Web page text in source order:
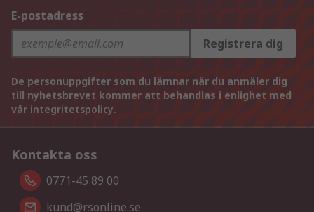
E-postadress
Registrera dig
De personuppgifter som du lämnar när du anmäler dig
till nyhetsbrevet kommer att behandlas i enlighet med
vår integritetspolicy.
Kontakta oss
0771-45 89 00
kund@rsonline.se